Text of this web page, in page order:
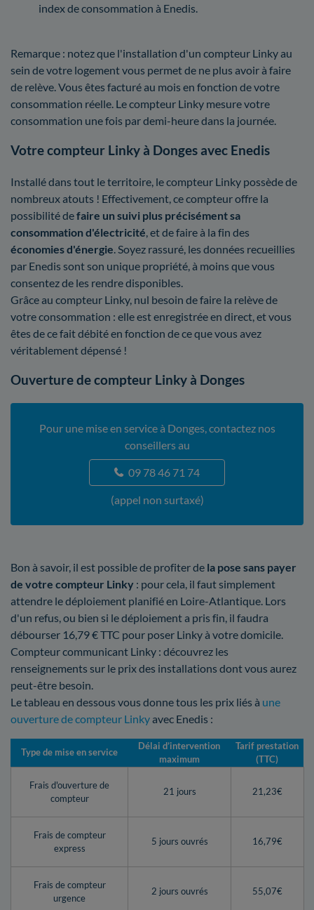
index de consommation à Enedis.
Remarque : notez que l'installation d'un compteur Linky au
sein de votre logement vous permet de ne plus avoir à faire
de relève. Vous êtes facturé au mois en fonction de votre
consommation réelle. Le compteur Linky mesure votre
consommation une fois par demi-heure dans la journée.
Votre compteur Linky à Donges avec Enedis
Installé dans tout le territoire, le compteur Linky possède de
nombreux atouts ! Effectivement, ce compteur offre la
possibilité defaire un suivi plus précisément sa
consommation d'électricité , et de faire à la fin des
économies d'énergie . Soyez rassuré, les données recueillies
par Enedis sont son unique propriété, à moins que vous
consentez de les rendre disponibles.
Grâce au compteur Linky, nul besoin de faire la relève de
votre consommation : elle est enregistrée en direct, et vous
êtes de ce fait débité en fonction de ce que vous avez
véritablement dépensé !
Ouverture de compteur Linky à Donges
Pour une mise en service à Donges, contactez nos
conseillers au
09 78 46 71 74
(appel non surtaxé)
Bon à savoir, il est possible de profiter de la pose sans payer
de votre compteur Linky : pour cela, il faut simplement
attendre le déploiement planifié en Loire-Atlantique. Lors
d'un refus, ou bien si le déploiement a pris fin, il faudra
débourser 16,79 € TTC pour poser Linky à votre domicile.
Compteur communicant Linky : découvrez les
renseignements sur le prix des installations dont vous aurez
peut-être besoin.
Le tableau en dessous vous donne tous les prix liés à une
ouverture de compteur Linkyavec Enedis :
Type de mise en service
Délai d’intervention
maximum
Tarif prestation
(TTC)
Frais d'ouverture de
compteur
21 jours 21,23€
Frais de compteur
express
5 jours ouvrés 16,79€
Frais de compteur
urgence
2 jours ouvrés 55,07€